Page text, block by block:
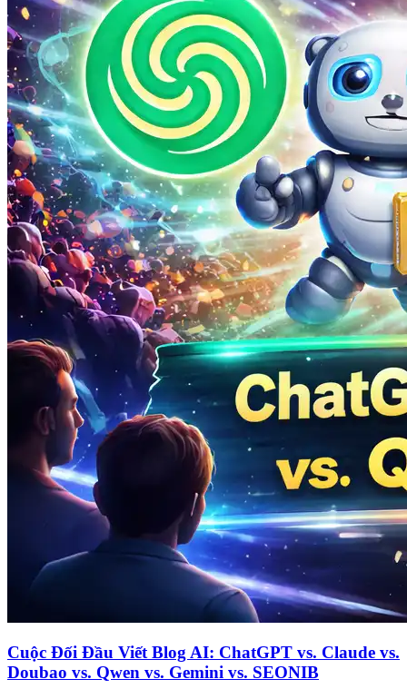
Cuộc Đối Đầu Viết Blog AI: ChatGPT vs. Claude vs.
Doubao vs. Qwen vs. Gemini vs. SEONIB